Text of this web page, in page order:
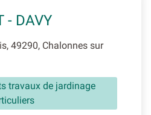
- DAVY
49290, Chalonnes sur
travaux de jardinage